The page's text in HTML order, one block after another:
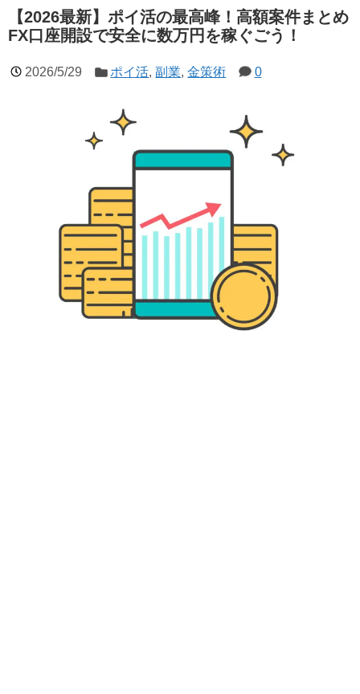
【2026最新】ポイ活の最高峰！高額案件まとめ
FX口座開設で安全に数万円を稼ぐごう！
2026/5/29 ポイ活,副業,金策術 0